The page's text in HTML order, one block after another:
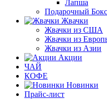
Лапша
Подарочный Бокс
Жвачки
Жвачки из США
Жвачки из
Жвачки из Азии
Акции
ЧАЙ
КОФЕ
Новинки
Прайс-лист